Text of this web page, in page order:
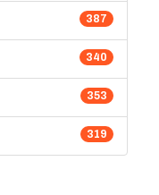
387
340
353
319